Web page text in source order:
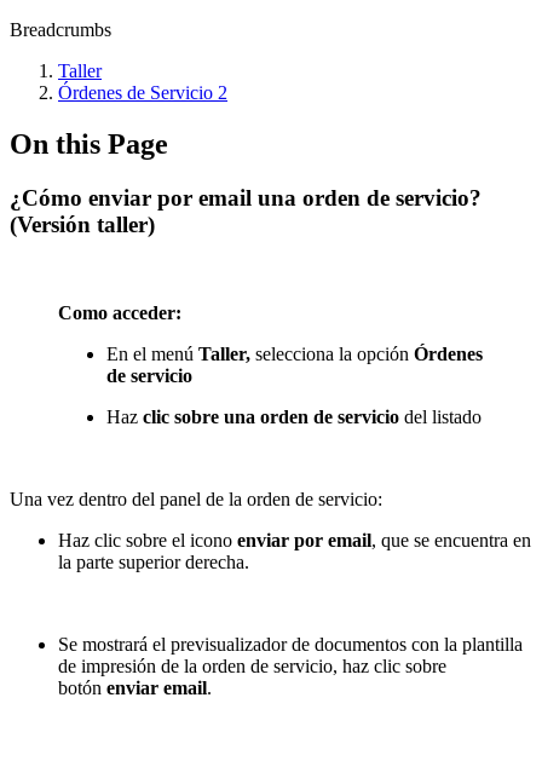
Breadcrumbs
Taller
Órdenes de Servicio 2
On this Page
¿Cómo enviar por email una orden de servicio?
(Versión taller)
Como acceder:
En el menú Taller, selecciona la opción Órdenes
de servicio
Haz clic sobre una orden de servicio del listado
Una vez dentro del panel de la orden de servicio:
Haz clic sobre el icono enviar por email, que se encuentra en
la parte superior derecha.
Se mostrará el previsualizador de documentos con la plantilla
de impresión de la orden de servicio, haz clic sobre
botón enviar email.